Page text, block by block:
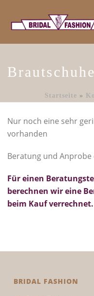
Brautschuhe
Startseite »
Nur noch eine sehr
vorhanden
Beratung und
Für einen
berechnen wir eine
beim Kauf verrechnet.
BRIDAL FASHION